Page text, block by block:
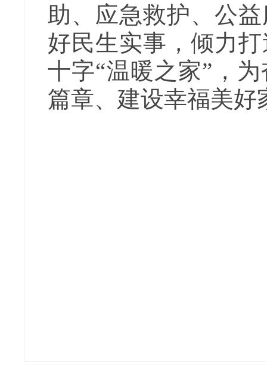
助、应急救护、公
好民生实事，倾力
十字“温暖之家”，
篇章、建设幸福美好